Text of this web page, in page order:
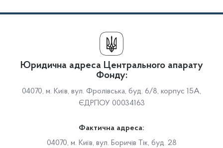
Юридична адреса Центрального апарату
Фонду:
04070, м. Київ, вул. Фролівська, буд. 6/8, корпус 15А,
ЄДРПОУ 00034163
Фактична адреса:
04070, м. Київ, вул. Боричів Тік, буд. 28